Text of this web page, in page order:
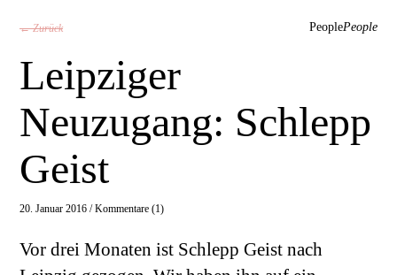
← Zurück PeoplePeople
Leipziger
Neuzugang: Schlepp
Geist
20. Januar 2016 /Kommentare (1)
Vor drei Monaten ist Schlepp Geist nach